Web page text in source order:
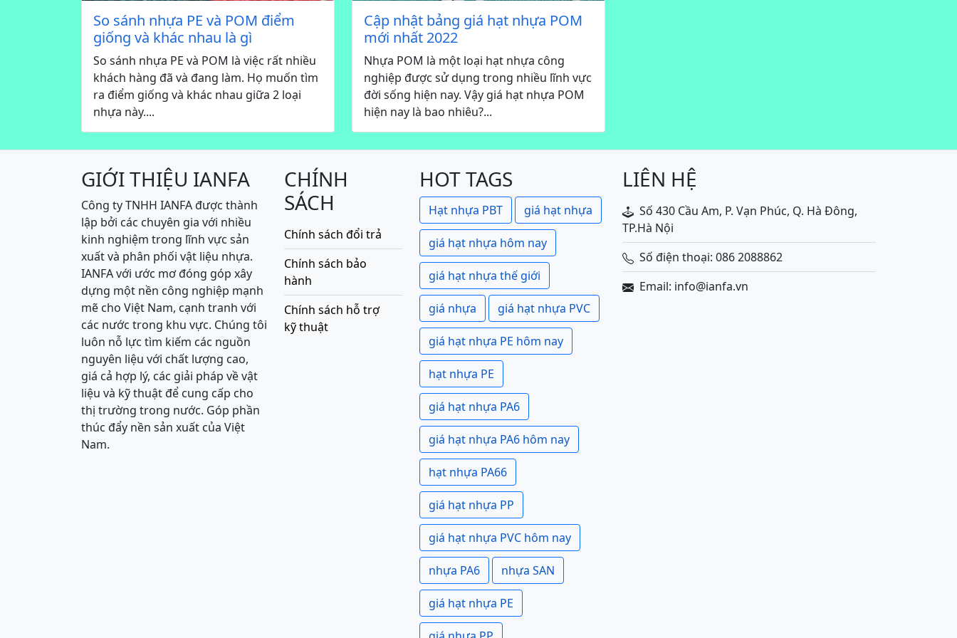
So sánh nhựa PE và POM điểm
giống và khác nhau là gì
So sánh nhựa PE và POM là việc rất nhiều
khách hàng đã và đang làm. Họ muốn tìm
ra điểm giống và khác nhau giữa 2 loại
nhựa này....
Cập nhật bảng giá hạt nhựa POM
mới nhất 2022
Nhựa POM là một loại hạt nhựa công
nghiệp được sử dụng trong nhiều lĩnh vực
đời sống hiện nay. Vậy giá hạt nhựa POM
hiện nay là bao nhiêu?...
GIỚI THIỆU IANFA
Công ty TNHH IANFA được thành
lập bởi các chuyên gia với nhiều
kinh nghiệm trong lĩnh vực sản
xuất và phân phối vật liệu nhựa.
IANFA với ước mơ đóng góp xây
dựng một nền công nghiệp mạnh
mẽ cho Việt Nam, cạnh tranh với
các nước trong khu vực. Chúng tôi
luôn nỗ lực tìm kiếm các nguồn
nguyên liệu với chất lượng cao,
giá cả hợp lý, các giải pháp về vật
liệu và kỹ thuật để cung cấp cho
thị trường trong nước. Góp phần
thúc đẩy nền sản xuất của Việt
Nam.
CHÍNH
SÁCH
Chính sách đổi trả
Chính sách bảo
hành
Chính sách hỗ trợ
kỹ thuật
HOT TAGS
Hạt nhựa PBT giá hạt nhựa
giá hạt nhựa hôm nay
giá hạt nhựa thế giới
giá nhựa giá hạt nhựa PVC
giá hạt nhựa PE hôm nay
hạt nhựa PE
giá hạt nhựa PA6
giá hạt nhựa PA6 hôm nay
hạt nhựa PA66
giá hạt nhựa PP
giá hạt nhựa PVC hôm nay
nhựa PA6 nhựa SAN
giá hạt nhựa PE
LIÊN HỆ
Số 430 Cầu Am, P. Vạn Phúc, Q. Hà Đông,
TP.Hà Nội
Số điện thoại: 086 2088862
Email: info@ianfa.vn